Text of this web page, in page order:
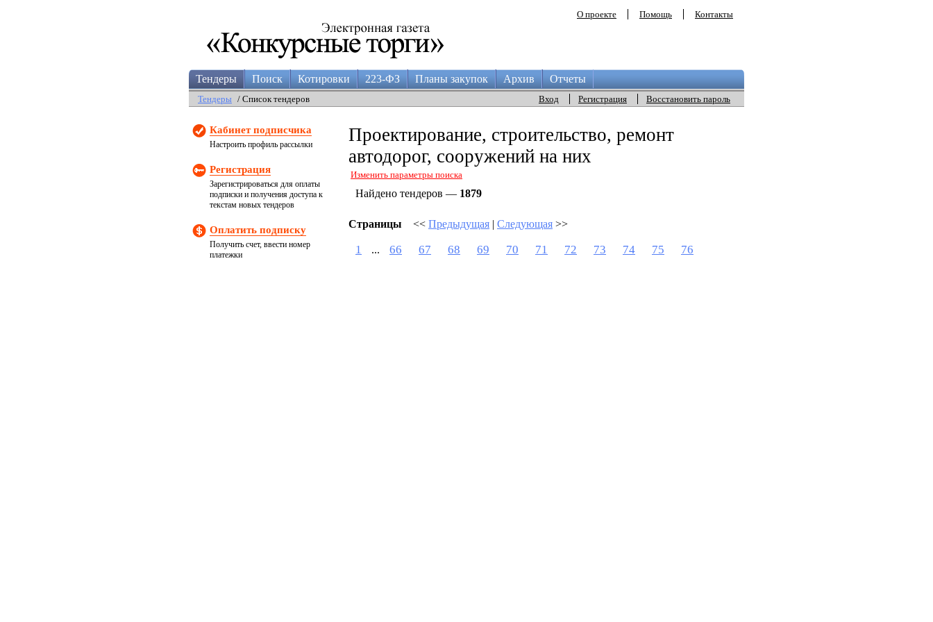
О проекте Помощь Контакты
Тендеры Поиск Котировки 223-ФЗ Планы закупок Архив Отчеты
Вход Регистрация Восстановить пароль
Тендеры / Список тендеров
Кабинет подписчика
Настроить профиль рассылки
Регистрация
Зарегистрироваться для оплаты
подписки и получения доступа к
текстам новых тендеров
Оплатить подписку
Получить счет, ввести номер
платежки
Проектирование, строительство, ремонт
автодорог, сооружений на них
Изменить параметры поиска
Найдено тендеров — 1879
Страницы << Предыдущая | Следующая >>
1 ... 66 67 68 69 70 71 72 73 74 75 76